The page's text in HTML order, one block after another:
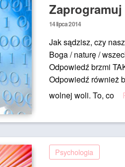
Posted
14 lipca 2014
Jak sądzisz, czy
Boga / naturę /
Odpowiedź brzmi
Odpowiedź również
wolnej woli. To, co
Psychologia